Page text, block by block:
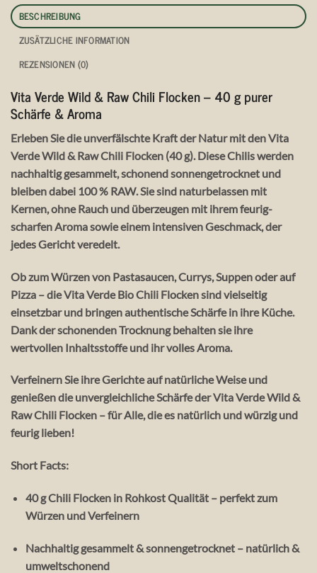
BESCHREIBUNG
ZUSÄTZLICHE INFORMATION
REZENSIONEN (0)
Vita Verde Wild & Raw Chili Flocken – 40 g purer
Schärfe & Aroma
Erleben Sie die unverfälschte Kraft der Natur mit denVita
Verde Wild & Raw Chili Flocken (40 g). Diese Chilis werden
nachhaltig gesammelt, schonendsonnengetrocknet und
bleiben dabei 100 % RAW. Sie sind naturbelassen mit
Kernen, ohne Rauch und überzeugen mit ihremfeurig-
scharfen Aroma sowie einem intensiven Geschmack, der
jedes Gericht veredelt.
Ob zum Würzen von Pastasaucen, Currys, Suppen oder auf
Pizza – die Vita Verde Bio Chili Flocken sind vielseitig
einsetzbar und bringen authentische Schärfe in ihre Küche.
Dank der schonenden Trocknung behalten sie ihre
wertvollen Inhaltsstoffe und ihr volles Aroma.
Verfeinern Sie ihre Gerichte auf natürliche Weise und
genießen die unvergleichliche Schärfe derVita Verde Wild &
Raw Chili Flocken – für Alle, die es natürlich und würzig und
feurig lieben!
Short Facts:
40 g Chili Flocken in Rohkost Qualität– perfekt zum
Würzen und Verfeinern
Nachhaltig gesammelt & sonnengetrocknet– natürlich &
umweltschonend